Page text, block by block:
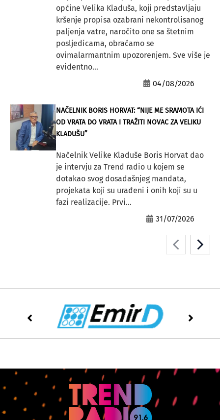
općine Velika Kladuša, koji predstavljaju
kršenje propisa ozabrani nekontrolisanog
paljenja vatre, naročito one sa štetnim
posljedicama, obraćamo se
ovimalarmantnim upozorenjem. Sve više je
evidentno...
04/08/2026
NAČELNIK BORIS HORVAT: “NIJE ME SRAMOTA IĆI
OD VRATA DO VRATA I TRAŽITI NOVAC ZA VELIKU
KLADUŠU”
Načelnik Velike Kladuše Boris Horvat dao
je intervju za Trend radio u kojem se
dotakao svog dosadašnjeg mandata,
projekata koji su urađeni i onih koji su u
fazi realizacije. Prvi...
31/07/2026